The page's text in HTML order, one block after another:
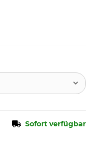
Sofort verfügbar